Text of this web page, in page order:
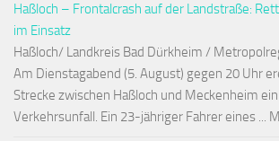
Haßloch – Frontalcrash auf der Landstraße:
im Einsatz
Haßloch/ Landkreis Bad Dürkheim /
Am Dienstagabend (5. August) gegen 20 Uhr
Strecke zwischen Haßloch und Meckenheim
Verkehrsunfall. Ein 23-jähriger Fahrer eines ...